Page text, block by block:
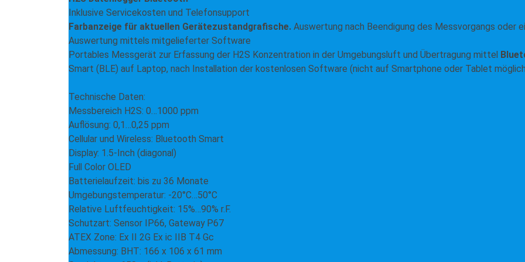
Inklusive Servicekosten und Telefonsupport
Farbanzeige für aktuellen Gerätezustandgrafische. Auswertung nach Beendigung des Messvorgangs oder
Auswertung mittels mitgelieferter Software
Portables Messgerät zur Erfassung der H2S Konzentration in der Umgebungsluft und Übertragung mittel
Smart (BLE) auf Laptop, nach Installation der kostenlosen Software (nicht auf Smartphone oder Tablet
Technische Daten:
Messbereich H2S: 0…1000 ppm
Auflösung: 0,1…0,25 ppm
Cellular und Wireless: Bluetooth Smart
Display: 1.5-Inch (diagonal)
Full Color OLED
Batterielaufzeit: bis zu 36 Monate
Umgebungstemperatur: -20°C…50°C
Relative Luftfeuchtigkeit: 15%…90% r.F.
Schutzart: Sensor IP66, Gateway P67
ATEX Zone: Ex II 2G Ex ic IIB T4 Gc
Abmessung: BHT: 166 x 106 x 61 mm